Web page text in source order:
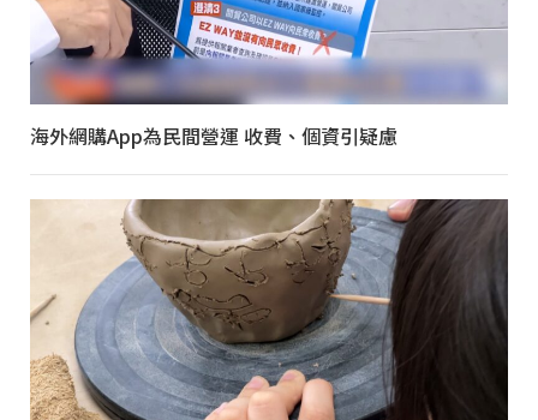
海外網購App為民間營運 收費、個資引疑慮